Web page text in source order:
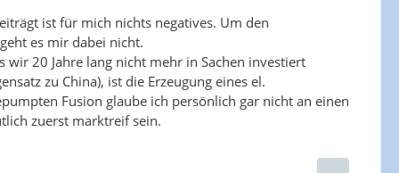
ist für mich nichts negatives. Um den
es mir dabei nicht.
wir 20 Jahre lang nicht mehr in Sachen investiert
zu China), ist die Erzeugung eines el.
Fusion glaube ich persönlich gar nicht an einen
zuerst marktreif sein.